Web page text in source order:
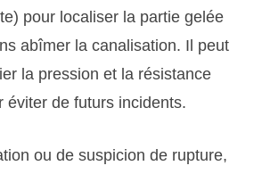
pour localiser la partie gelée
abîmer la canalisation. Il peut
la pression et la résistance
éviter de futurs incidents.
ou de suspicion de rupture,